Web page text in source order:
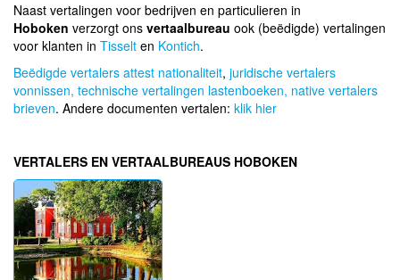
Naast vertalingen voor bedrijven en particulieren in
Hoboken verzorgt ons vertaalbureau ook (beëdigde) vertalingen
voor klanten in Tisselt en Kontich.
Beëdigde vertalers attest nationaliteit, juridische vertalers
vonnissen, technische vertalingen lastenboeken, native vertalers
brieven. Andere documenten vertalen: klik hier
VERTALERS EN VERTAALBUREAUS HOBOKEN